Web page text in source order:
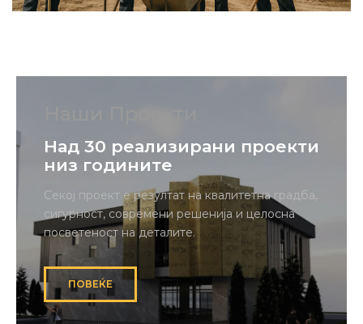
Над 30 реализирани проекти
низ годините
Секој проект е резултат на квалитетна градба,
сигурност, современи решенија и целосна
посветеност на деталите.
ПОВЕЌЕ